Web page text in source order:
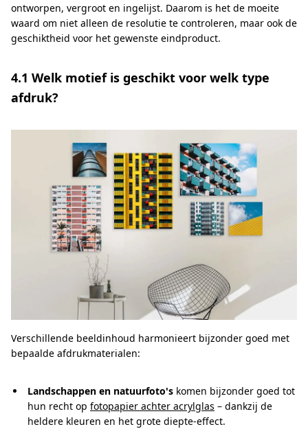
ontworpen, vergroot en ingelijst. Daarom is het de moeite
waard om niet alleen de resolutie te controleren, maar ook de
geschiktheid voor het gewenste eindproduct.
4.1 Welk motief is geschikt voor welk type
afdruk?
Verschillende beeldinhoud harmonieert bijzonder goed met
bepaalde afdrukmaterialen:
Landschappen en natuurfoto's komen bijzonder goed tot
hun recht op fotopapier achter acrylglas – dankzij de
heldere kleuren en het grote diepte-effect.